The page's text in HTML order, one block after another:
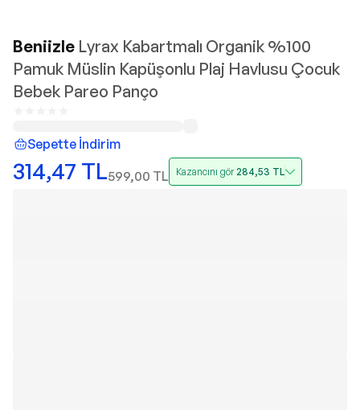
Beniizle Lyrax Kabartmalı Organik %100
Pamuk Müslin Kapüşonlu Plaj Havlusu Çocuk
Bebek Pareo Panço
Sepette İndirim
314,47 TL599,00 TL Kazancını gör284,53 TL